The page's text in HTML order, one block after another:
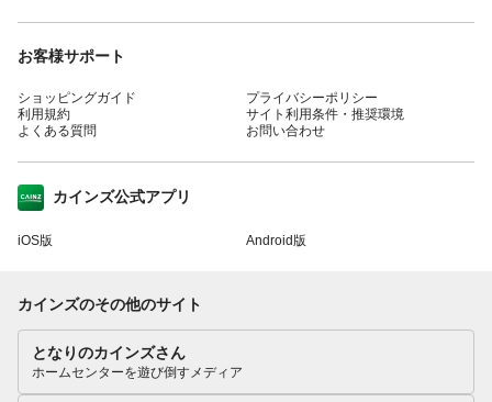
お客様サポート
ショッピングガイド
利用規約
よくある質問
プライバシーポリシー
サイト利用条件・推奨環境
お問い合わせ
カインズ公式アプリ
iOS版 Android版
カインズのその他のサイト
となりのカインズさん
ホームセンターを遊び倒すメディア